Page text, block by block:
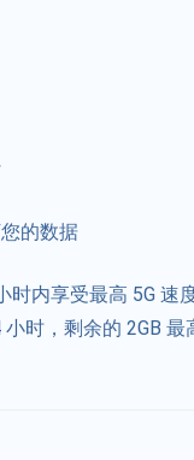
的数据
时内享受最高 5G
时，剩余的 2GB 最